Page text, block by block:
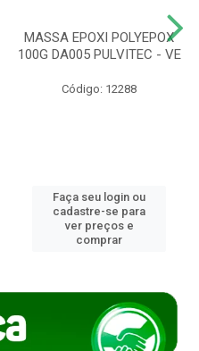
MASSA EPOXI POLYEPOX
100G DA005 PULVITEC - VE
Código: 12288
Faça seu login ou
cadastre-se para
ver preços e
comprar